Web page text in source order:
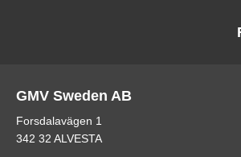
GMV Sweden AB
Forsdalavägen 1
342 32 ALVESTA